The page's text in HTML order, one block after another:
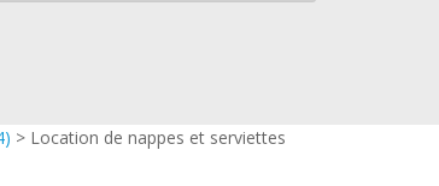
> Location de nappes et serviettes